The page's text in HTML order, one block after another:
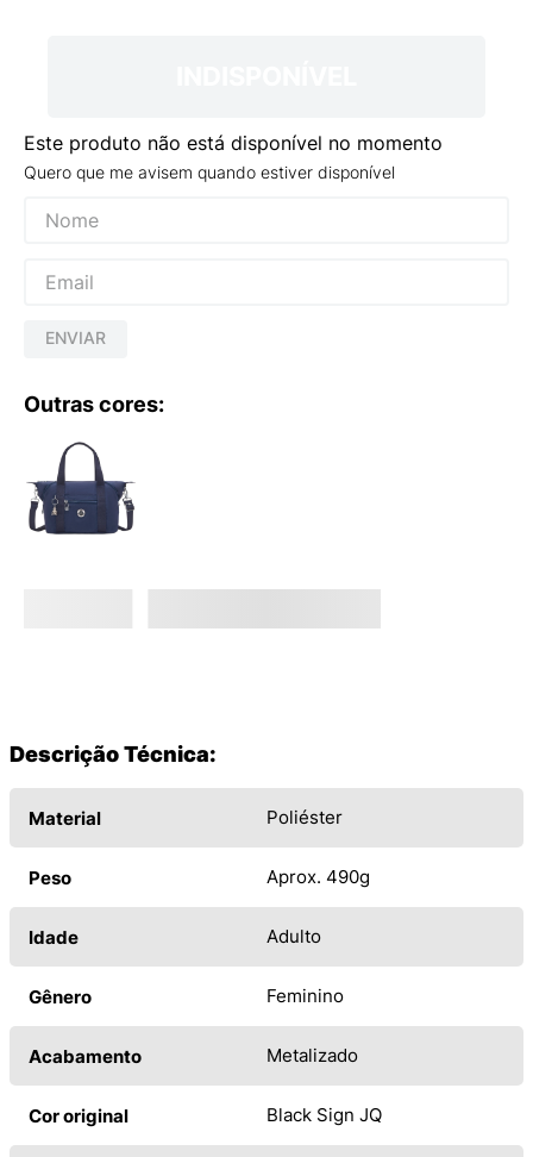
Este produto não está disponível no momento
Quero que me avisem quando estiver disponível
ENVIAR
Outras cores:
Descrição Técnica:
Material Poliéster
Peso Aprox. 490g
Idade Adulto
Gênero Feminino
Acabamento Metalizado
Cor original Black Sign JQ